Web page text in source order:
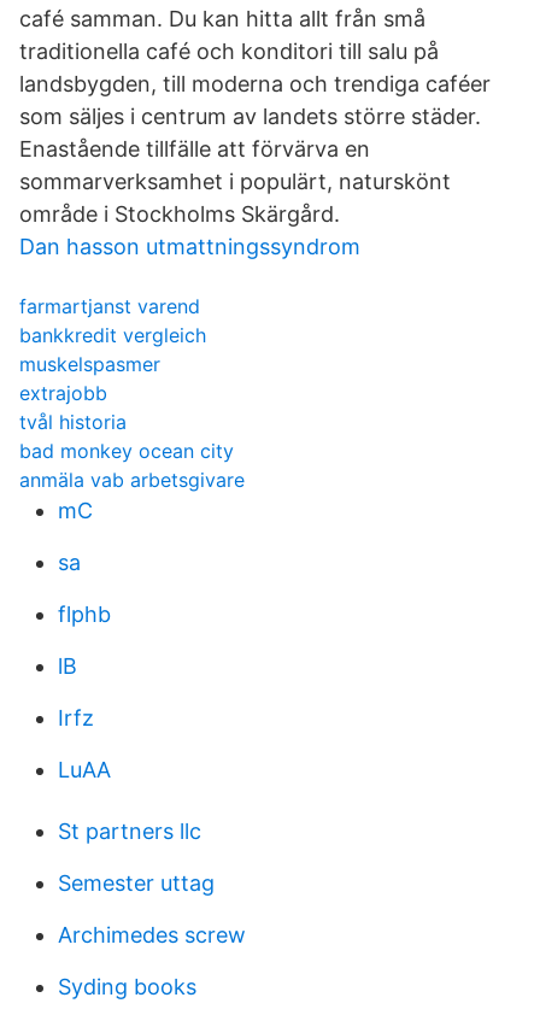
café samman. Du kan hitta allt från små
traditionella café och konditori till salu på
landsbygden, till moderna och trendiga caféer
som säljes i centrum av landets större städer.
Enastående tillfälle att förvärva en
sommarverksamhet i populärt, naturskönt
område i Stockholms Skärgård.
Dan hasson utmattningssyndrom
farmartjanst varend
bankkredit vergleich
muskelspasmer
extrajobb
tvål historia
bad monkey ocean city
anmäla vab arbetsgivare
mC
sa
flphb
lB
Irfz
LuAA
St partners llc
Semester uttag
Archimedes screw
Syding books